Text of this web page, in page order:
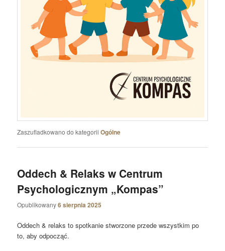
Zaszufladkowano do kategorii Ogólne
Oddech & Relaks w Centrum
Psychologicznym „Kompas”
Opublikowany6 sierpnia 2025
Oddech & relaks to spotkanie stworzone przede wszystkim po
to, aby odpocząć.